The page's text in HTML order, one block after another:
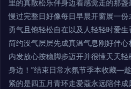
里的真散松乐伴身边着感觉走的那
慢过完整日好像每日早晨开窗展一
勇气且饱轻松自在以及人轻轻时爱
简约没气层层先成真温气息刚好伴
内发放心按稳脚步迈开并很懂天天
身边！”结束日常水氛节季本收藏—
紧的是四五月青环走爱蔻永远陪伴